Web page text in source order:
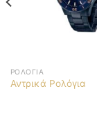
ΡΟΛΌΓΙΑ
Αντρικά Ρολόγια